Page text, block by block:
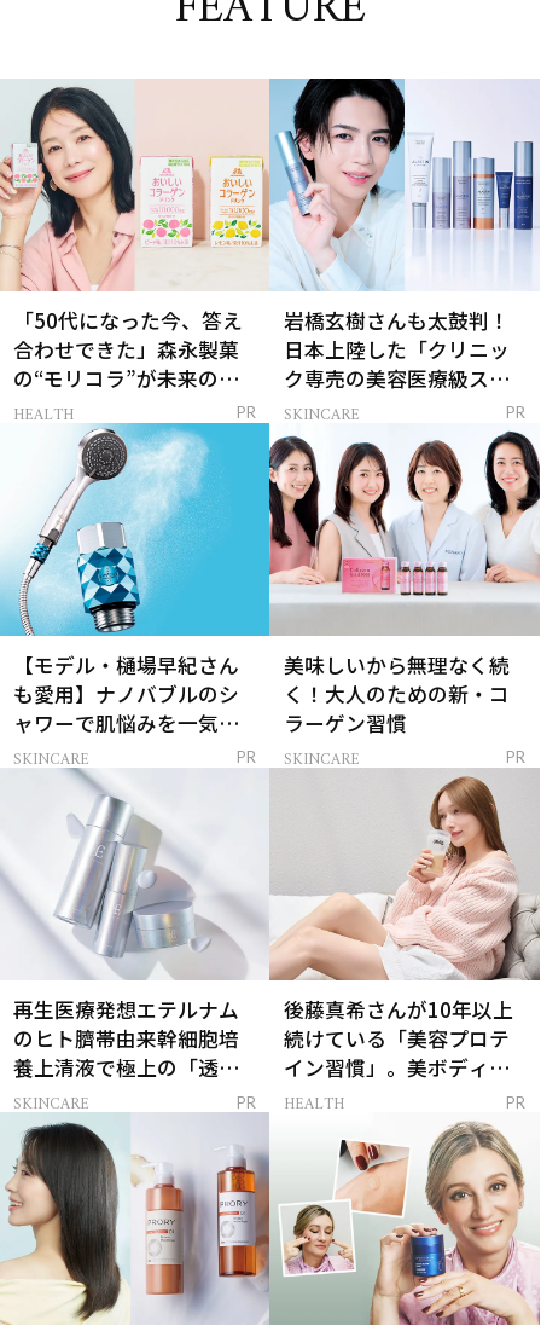
「50代になった今、答え
合わせできた」森永製菓
の“モリコラ”が未来のキ
レイを連れてくる！
HEALTH PR
岩橋玄樹さんも太鼓判！
日本上陸した「クリニッ
ク専売の美容医療級スキ
ンケア」
SKINCARE PR
【モデル・樋場早紀さん
も愛用】ナノバブルのシ
ャワーで肌悩みを一気に
解決
SKINCARE PR
美味しいから無理なく続
く！大人のための新・コ
ラーゲン習慣
SKINCARE PR
再生医療発想エテルナム
のヒト臍帯由来幹細胞培
養上清液で極上の「透明
感ハリ肌」へ
SKINCARE PR
後藤真希さんが10年以上
続けている「美容プロテ
イン習慣」。美ボディを
支える朝ルーティンと
HEALTH PR